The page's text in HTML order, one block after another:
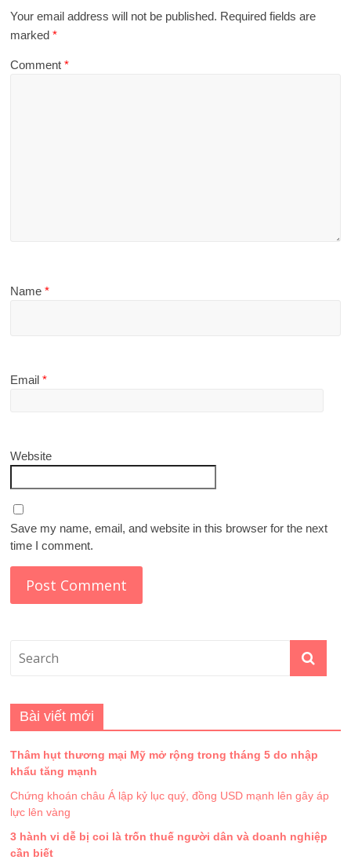
Your email address will not be published. Required fields are
marked*
Comment*
Name*
Email*
Website
Save my name, email, and website in this browser for the next
time I comment.
Bài viết mới
Thâm hụt thương mại Mỹ mở rộng trong tháng 5 do nhập
khẩu tăng mạnh
Chứng khoán châu Á lập kỷ lục quý, đồng USD mạnh lên gây áp
lực lên vàng
3 hành vi dễ bị coi là trốn thuế người dân và doanh nghiệp
cần biết